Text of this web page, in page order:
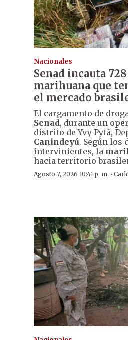
Nacionales
Senad incauta
marihuana que
el mercado
El cargamento de
Senad, durante un
distrito de Yvy Pytã,
Canindeyú. Según los
intervinientes, la
hacia territorio
Agosto 7, 2026 10:41 p. m. ·